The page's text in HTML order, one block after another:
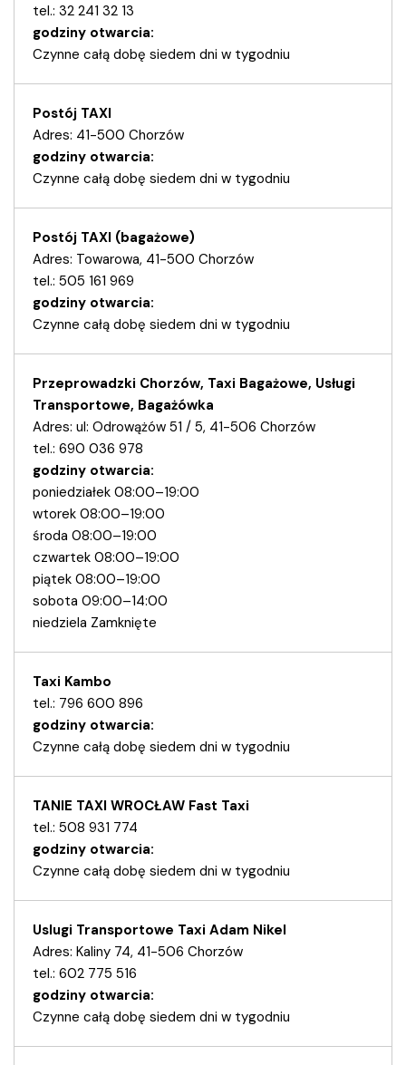
tel.: 32 241 32 13
godziny otwarcia:
Czynne całą dobę siedem dni w tygodniu
Postój TAXI
Adres: 41-500 Chorzów
godziny otwarcia:
Czynne całą dobę siedem dni w tygodniu
Postój TAXI (bagażowe)
Adres: Towarowa, 41-500 Chorzów
tel.: 505 161 969
godziny otwarcia:
Czynne całą dobę siedem dni w tygodniu
Przeprowadzki Chorzów, Taxi Bagażowe, Usługi
Transportowe, Bagażówka
Adres: ul: Odrowążów 51 / 5, 41-506 Chorzów
tel.: 690 036 978
godziny otwarcia:
poniedziałek 08:00–19:00
wtorek 08:00–19:00
środa 08:00–19:00
czwartek 08:00–19:00
piątek 08:00–19:00
sobota 09:00–14:00
niedziela Zamknięte
Taxi Kambo
tel.: 796 600 896
godziny otwarcia:
Czynne całą dobę siedem dni w tygodniu
TANIE TAXI WROCŁAW Fast Taxi
tel.: 508 931 774
godziny otwarcia:
Czynne całą dobę siedem dni w tygodniu
Uslugi Transportowe Taxi Adam Nikel
Adres: Kaliny 74, 41-506 Chorzów
tel.: 602 775 516
godziny otwarcia:
Czynne całą dobę siedem dni w tygodniu